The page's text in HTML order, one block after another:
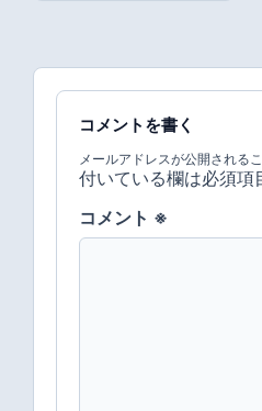
コメントを書く
メールアドレスが公開される
付いている欄は必須項
コメント ※